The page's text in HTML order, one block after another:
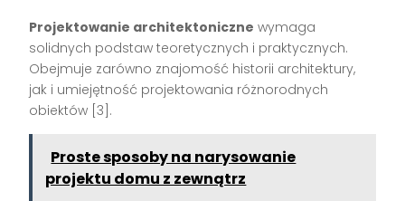
Projektowanie architektoniczne wymaga
solidnych podstaw teoretycznych i praktycznych.
Obejmuje zarówno znajomość historii architektury,
jak i umiejętność projektowania różnorodnych
obiektów [3].
Proste sposoby na narysowanie
projektu domu z zewnątrz